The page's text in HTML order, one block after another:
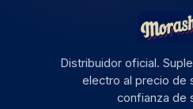
Distribuidor oficial.
electro al precio de
confianza de